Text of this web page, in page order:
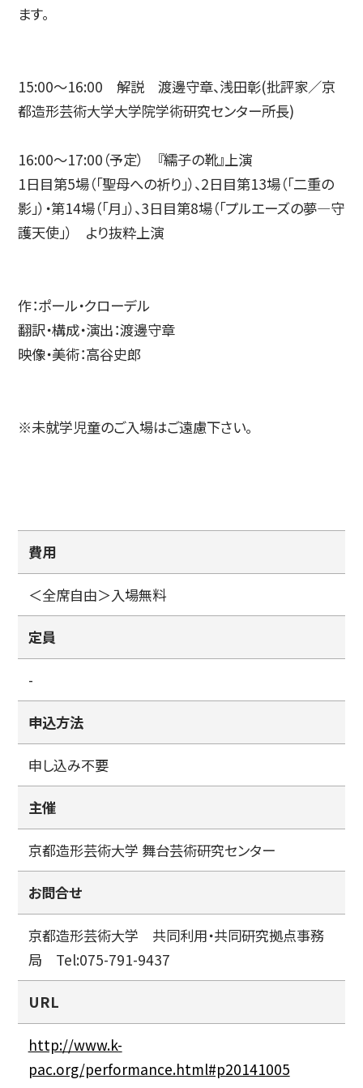
ます。
15:00～16:00 解説 渡邊守章、浅田彰(批評家／京
都造形芸術大学大学院学術研究センター所長)
16:00～17:00（予定） 『繻子の靴』上演
1日目第5場（「聖母への祈り」）、2日目第13場（「二重の
影」）・第14場（「月」）、3日目第8場（「プルエーズの夢―守
護天使」） より抜粋上演
作：ポール・クローデル
翻訳・構成・演出：渡邊守章
映像・美術：高谷史郎
※未就学児童のご入場はご遠慮下さい。
費用
＜全席自由＞入場無料
定員
-
申込方法
申し込み不要
主催
京都造形芸術大学 舞台芸術研究センター
お問合せ
京都造形芸術大学 共同利用・共同研究拠点事務
局 Tel:075-791-9437
URL
http://www.k-
pac.org/performance.html#p20141005